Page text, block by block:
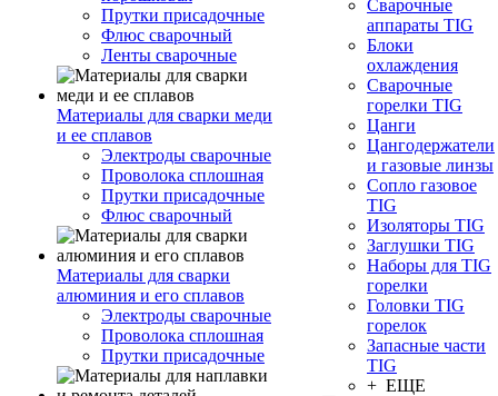
Прутки присадочные
Флюс сварочный
Ленты сварочные
Материалы для сварки меди
и ее сплавов
Электроды сварочные
Проволока сплошная
Прутки присадочные
Флюс сварочный
Материалы для сварки
алюминия и его сплавов
Электроды сварочные
Проволока сплошная
Прутки присадочные
Сварочные
аппараты TIG
Блоки
охлаждения
Сварочные
горелки TIG
Цанги
Цангодержатели
и газовые линзы
Сопло газовое
TIG
Изоляторы TIG
Заглушки TIG
Наборы для TIG
горелки
Головки TIG
горелок
Запасные части
TIG
+ ЕЩЕ